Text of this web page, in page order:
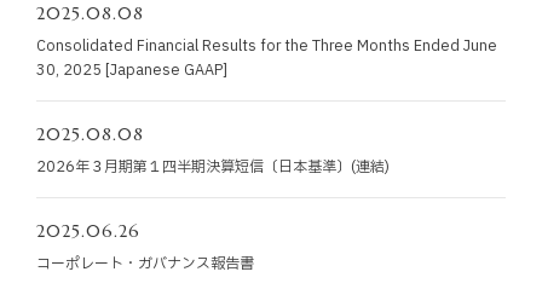
免責事項サイトマップ
2025.08.08
Consolidated Financial Results for the Three Months Ended June
30, 2025 [Japanese GAAP]
2025.08.08
2026年３月期第１四半期決算短信〔日本基準〕(連結)
2025.06.26
コーポレート・ガバナンス報告書